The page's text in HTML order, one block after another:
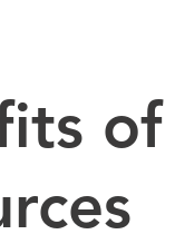
of